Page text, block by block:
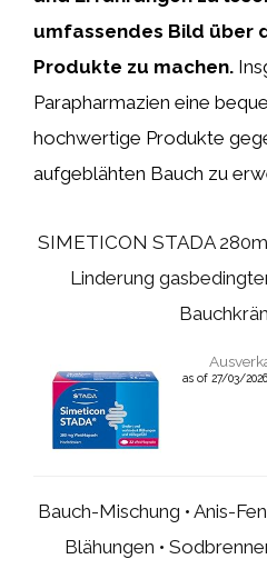
umfassendes Bild über
Produkte zu machen.
Parapharmazien eine
hochwertige Produkte
aufgeblähten Bauch zu
SIMETICON STADA
Linderung
as of 27/03/
Bauch-Mischung • Anis-
Blähungen •